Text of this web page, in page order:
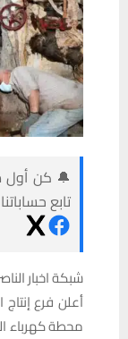
🔔 كن أول
تابع
شبكة اخبار
أعلن فرع
محطة كهرباء